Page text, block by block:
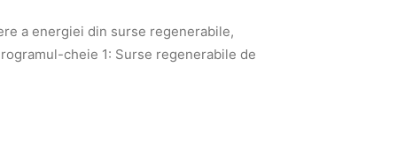
a energiei din surse regenerabile,
cheie 1: Surse regenerabile de